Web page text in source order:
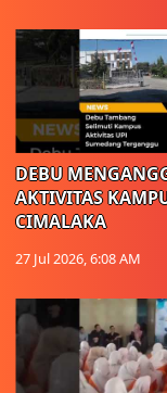
DEBU
AKTIVITAS
CIMALAKA
27 Jul 2026, 6:08 AM